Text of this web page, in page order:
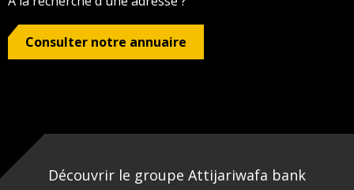
Consulter notre annuaire
Découvrir le groupe Attijariwafa bank